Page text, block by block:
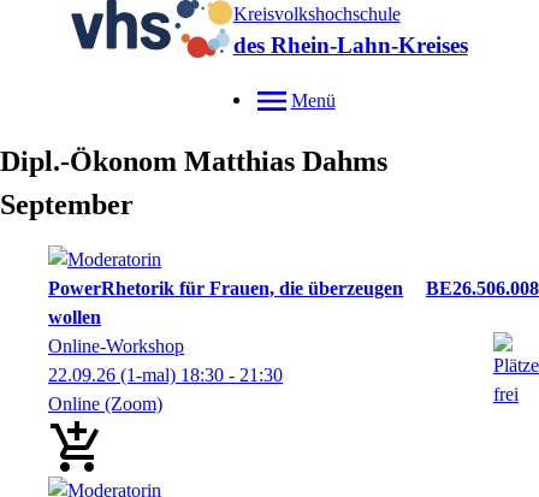
Kreisvolkshochschule
des Rhein-Lahn-Kreises
Menü
Dipl.-Ökonom Matthias Dahms
September
PowerRhetorik für Frauen, die überzeugen
wollen
BE26.506.008
Online-Workshop
22.09.26 (1-mal) 18:30 - 21:30
Online (Zoom)